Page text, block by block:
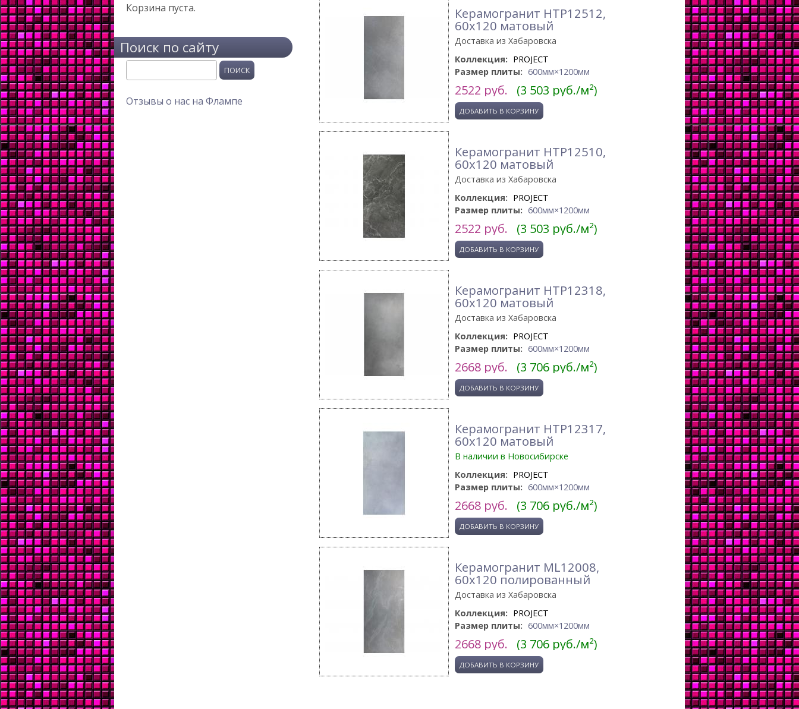
Керамогранит HTP12512,
60x120 матовый
Доставка из Хабаровска
Коллекция: PROJECT
Размер плиты: 600мм×1200мм
2522 руб. (3 503 руб./м²)
Керамогранит HTP12510,
60x120 матовый
Доставка из Хабаровска
Коллекция: PROJECT
Размер плиты: 600мм×1200мм
2522 руб. (3 503 руб./м²)
Керамогранит HTP12318,
60x120 матовый
Доставка из Хабаровска
Коллекция: PROJECT
Размер плиты: 600мм×1200мм
2668руб. (3 706 руб./м²)
Керамогранит HTP12317,
60x120 матовый
В наличии в Новосибирске
Коллекция: PROJECT
Размер плиты: 600мм×1200мм
2668руб. (3 706 руб./м²)
Керамогранит ML12008,
60x120 полированный
Доставка из Хабаровска
Коллекция: PROJECT
Размер плиты: 600мм×1200мм
2668руб. (3 706 руб./м²)
Корзина пуста.
Поиск по сайту
Отзывы о нас на Флампе